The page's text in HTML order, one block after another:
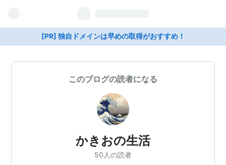
[PR] 独自ドメインは早めの取得がおすすめ！
このブログの読者になる
かきおの生活
50人の読者